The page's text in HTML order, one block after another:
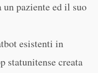
paziente ed il suo
esistenti in
statunitense creata